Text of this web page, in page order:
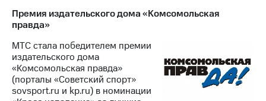
Премия издательского дома «Комсомольская
правда»
МТС стала победителем премии
издательского дома
«Комсомольская правда»
(порталы «Советский спорт»
sovsport.ru и kp.ru) в номинации